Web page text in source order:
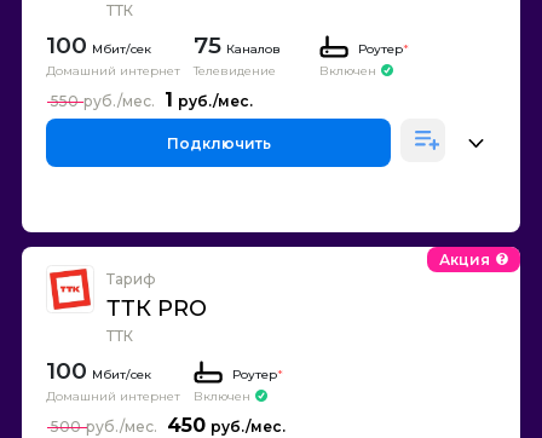
ТТК
100
Домашний интернет
75 Каналов
Телевидение
Роутер*
Включен
1
550
Подключить
Тариф
ТТК PRO
ТТК
Акция
100
Домашний интернет
Роутер*
Включен
450
500